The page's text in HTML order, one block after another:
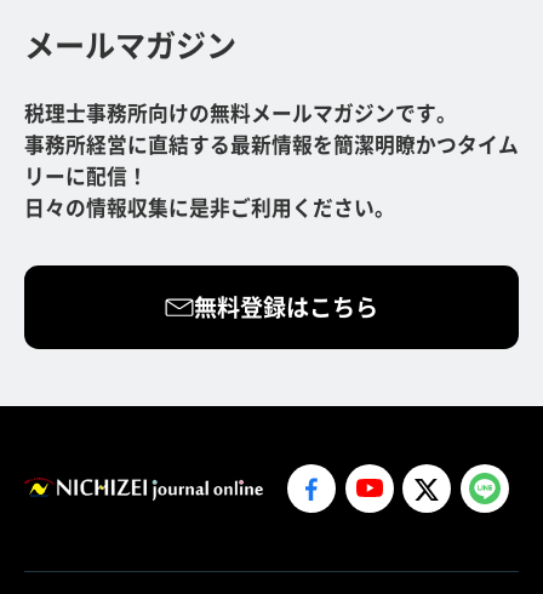
メールマガジン
税理士事務所向けの無料メールマガジンです。
事務所経営に直結する最新情報を簡潔明瞭かつタイム
リーに配信！
日々の情報収集に是非ご利用ください。
無料登録はこちら